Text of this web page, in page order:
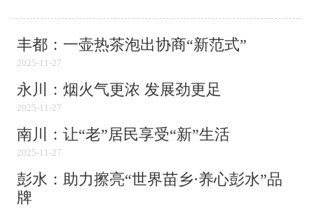
丰都：一壶热茶泡出协商“新范式”
2025-11-27
永川：烟火气更浓 发展劲更足
2025-11-27
南川：让“老”居民享受“新”生活
2025-11-27
彭水：助力擦亮“世界苗乡·养心彭水”品
牌